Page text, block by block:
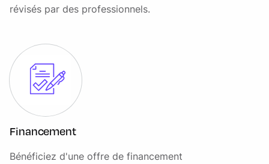
révisés par des professionnels.
Financement
Bénéficiez d'une offre de financement